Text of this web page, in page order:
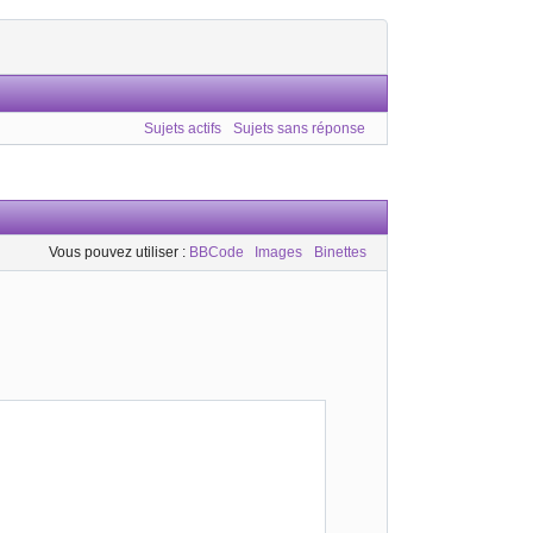
Sujets actifs Sujets sans réponse
Vous pouvez utiliser : BBCode Images Binettes